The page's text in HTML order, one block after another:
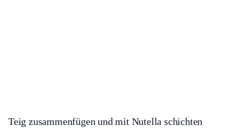
Teig zusammenfügen und mit Nutella schichten